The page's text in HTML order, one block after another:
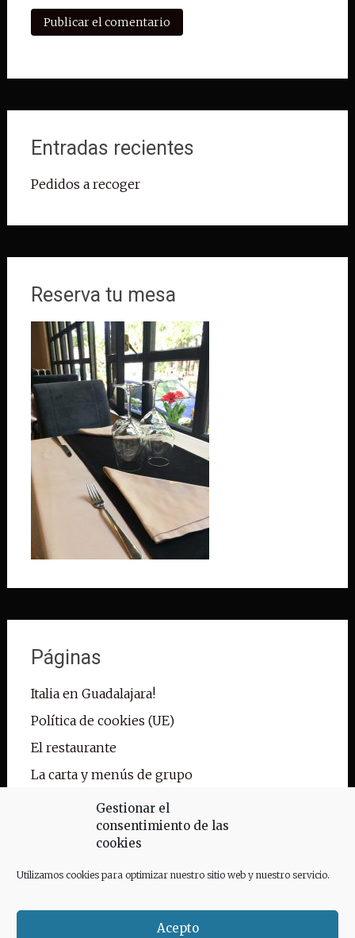
Gestionar el
consentimiento de las
cookies
Utilizamos cookies para optimizar nuestro sitio web y nuestro servicio.
Acepto
Entradas recientes
Pedidos a recoger
Reserva tu mesa
Páginas
Italia en Guadalajara!
Política de cookies (UE)
El restaurante
La carta y menús de grupo
Pedidos para llevar
Galería